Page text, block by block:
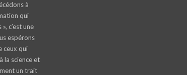
à
qui
c’est une
espérons
ceux qui
la science et
un trait